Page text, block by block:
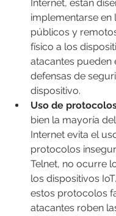
Internet, están
implementarse en
públicos y
físico a los
atacantes pueden
defensas de
dispositivo.
Uso de
bien la mayoría
Internet evita el
protocolos
Telnet, no ocurre
los dispositivos
estos protocolos
atacantes roben